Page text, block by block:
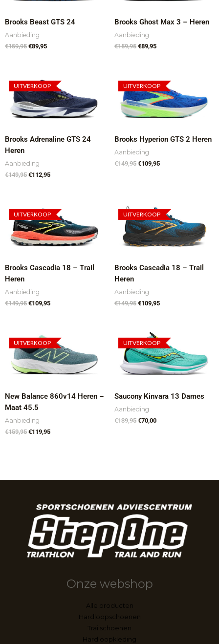
Brooks Beast GTS 24
Aanbieding
€159,95 €89,95
Brooks Ghost Max 3 – Heren
Aanbieding
€159,95 €89,95
UITVERKOOP
Brooks Adrenaline GTS 24
Heren
Aanbieding
€149,95
prijs
was:
€149,95.
€112,95
prijs
is:
€112,95.
UITVERKOOP
Brooks Hyperion GTS 2 Heren
Aanbieding
€149,95
prijs
was:
€149,95.
€109,95
prijs
is:
€109,95.
UITVERKOOP
Brooks Cascadia 18 – Trail
Heren
Aanbieding
€149,95
prijs
was:
€149,95.
€109,95
prijs
is:
€109,95.
UITVERKOOP
Brooks Cascadia 18 – Trail
Heren
Aanbieding
€149,95
prijs
was:
€149,95.
€109,95
prijs
is:
€109,95.
UITVERKOOP
New Balance 860v14 Heren –
Maat 45.5
Aanbieding
€159,95
Oorspronkelijke
prijs
was:
€159,95.
€119,95
prijs
is:
€119,95.
UITVERKOOP
Saucony Kinvara 13 Dames
Aanbieding
€139,95
Oorspronkelijke
prijs
was:
€139,95.
€70,00
prijs
is:
€70,00.
Onze webshop
Alle producten
Hardloopschoenen
Trailschoenen
Hardloopkleding